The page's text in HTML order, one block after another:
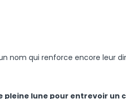
nom qui renforce encore leur
lune pour entrevoir un